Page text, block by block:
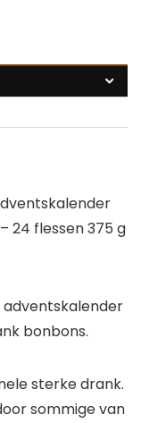
24 flessen 375 g
adventskalender
bonbons.
sterke drank.
sommige van